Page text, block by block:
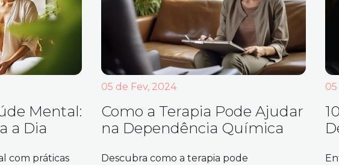
Mental:
a Dia
com práticas
05 de Fev, 2024
Como a Terapia Pode Ajudar
na Dependência Química
Descubra como a terapia pode